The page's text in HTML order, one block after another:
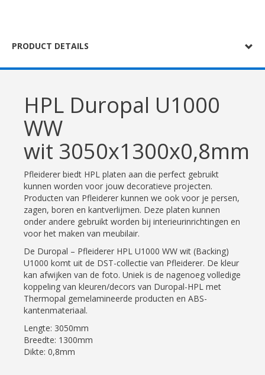
PRODUCT DETAILS
HPL Duropal U1000
WW
wit 3050x1300x0,8mm
Pfleiderer biedt HPL platen aan die perfect gebruikt
kunnen worden voor jouw decoratieve projecten.
Producten van Pfleiderer kunnen we ook voor je persen,
zagen, boren en kantverlijmen. Deze platen kunnen
onder andere gebruikt worden bij interieurinrichtingen en
voor het maken van meubilair.
De Duropal – Pfleiderer HPL U1000 WW wit (Backing)
U1000 komt uit de DST-collectie van Pfleiderer. De kleur
kan afwijken van de foto. Uniek is de nagenoeg volledige
koppeling van kleuren/decors van Duropal-HPL met
Thermopal gemelamineerde producten en ABS-
kantenmateriaal.
Lengte: 3050mm
Breedte: 1300mm
Dikte: 0,8mm